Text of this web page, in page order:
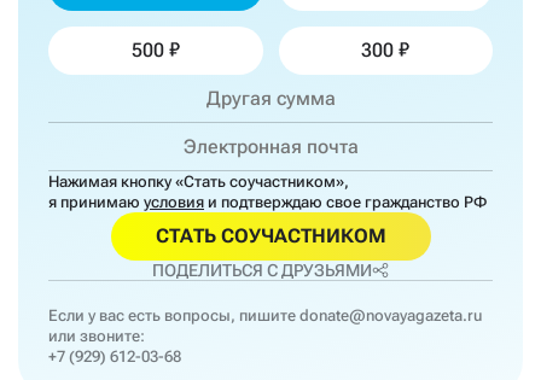
500 300
Нажимая кнопку «Стать соучастником»,
я принимаю условия и подтверждаю свое гражданство РФ
СТАТЬ СОУЧАСТНИКОМ
ПОДЕЛИТЬСЯ С ДРУЗЬЯМИ
Если у вас есть вопросы, пишите donate@novayagazeta.ru
или звоните:
+7 (929) 612-03-68